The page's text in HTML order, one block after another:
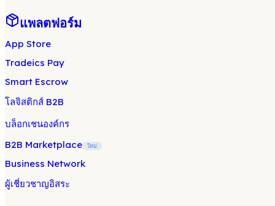
แพลตฟอร์ม
App Store
Tradeics Pay
Smart Escrow
โลจิสติกส์ B2B
บล็อกเชนองค์กร
B2B Marketplace
ใหม่
Business Network
ผู้เชี่ยวชาญอิสระ